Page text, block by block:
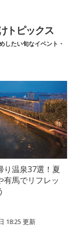
トピックス
したい旬なイベント・
り温泉37選！夏
有馬でリフレッ
18:25 更新